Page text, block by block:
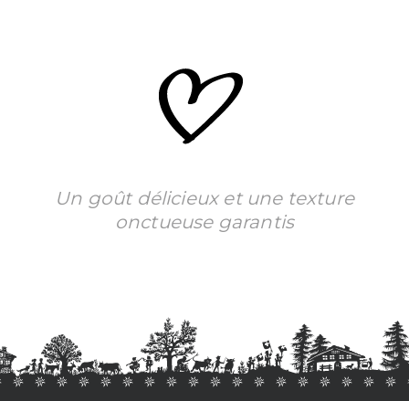
Un goût délicieux et une texture
onctueuse garantis